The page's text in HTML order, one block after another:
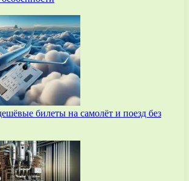
билеты на самолёт и поезд без